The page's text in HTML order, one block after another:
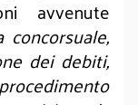
avvenute
dei debiti,